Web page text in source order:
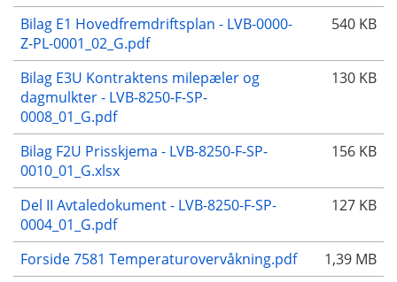
Bilag E1 Hovedfremdriftsplan - LVB-0000-
Z-PL-0001_02_G.pdf
540 KB
Bilag E3U Kontraktens milepæler og
dagmulkter - LVB-8250-F-SP-
0008_01_G.pdf
130 KB
Bilag F2U Prisskjema - LVB-8250-F-SP-
0010_01_G.xlsx
156 KB
Del II Avtaledokument - LVB-8250-F-SP-
0004_01_G.pdf
127 KB
Forside 7581 Temperaturovervåkning.pdf
1,39 MB